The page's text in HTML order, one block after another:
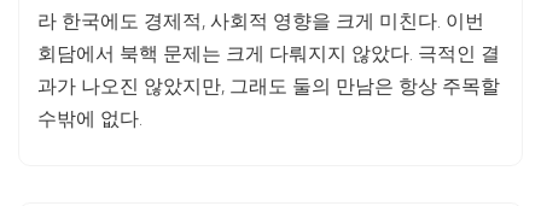
라 한국에도 경제적, 사회적 영향을 크게 미친다. 이번
회담에서 북핵 문제는 크게 다뤄지지 않았다. 극적인 결
과가 나오진 않았지만, 그래도 둘의 만남은 항상 주목할
수밖에 없다.